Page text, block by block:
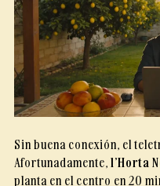
Sin buena conexión, el
Afortunadamente, l’Horta
planta en el centro en 20